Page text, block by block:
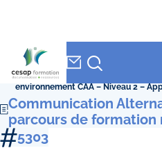
FORMATION
Accueil»
Améliorée (CAA), parcours de
environnement CAA – Niveau 2 –
Communication
parcours de formation
5303